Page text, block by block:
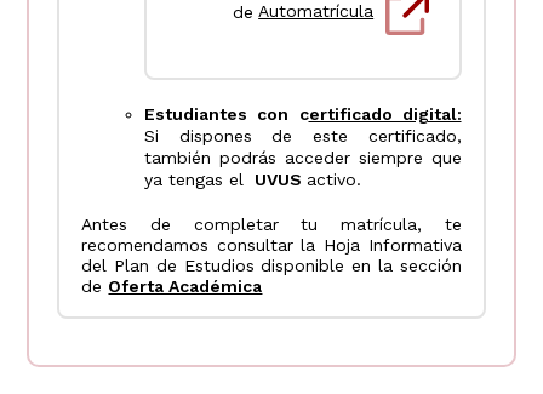
de Automatrícula
Estudiantes con certificado digital:
Si dispones de este certificado,
también podrás acceder siempre que
ya tengas el
UVUS activo.
Antes de completar tu matrícula, te
recomendamos consultar la Hoja Informativa
del Plan de Estudios disponible en la sección
de Oferta Académica